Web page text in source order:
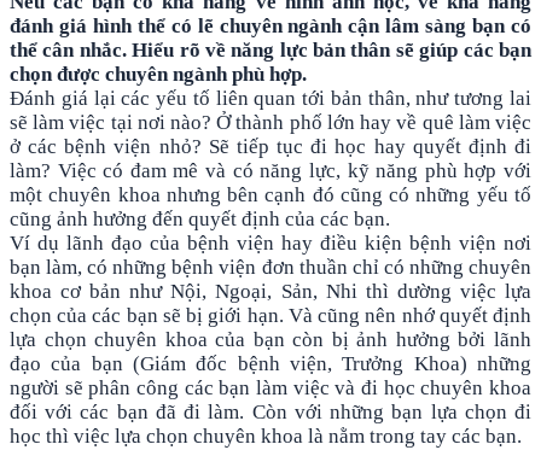
đánh giá hình thể có lẽ chuyên ngành cận lâm sàng bạn có
thể cân nhắc. Hiểu rõ về năng lực bản thân sẽ giúp các bạn
chọn được chuyên ngành phù hợp.
Đánh giá lại các yếu tố liên quan tới bản thân, như tương lai
sẽ làm việc tại nơi nào? Ở thành phố lớn hay về quê làm việc
ở các bệnh viện nhỏ? Sẽ tiếp tục đi học hay quyết định đi
làm? Việc có đam mê và có năng lực, kỹ năng phù hợp với
một chuyên khoa nhưng bên cạnh đó cũng có những yếu tố
cũng ảnh hưởng đến quyết định của các bạn.
Ví dụ lãnh đạo của bệnh viện hay điều kiện bệnh viện nơi
bạn làm, có những bệnh viện đơn thuần chỉ có những chuyên
khoa cơ bản như Nội, Ngoại, Sản, Nhi thì dường việc lựa
chọn của các bạn sẽ bị giới hạn. Và cũng nên nhớ quyết định
lựa chọn chuyên khoa của bạn còn bị ảnh hưởng bởi lãnh
đạo của bạn (Giám đốc bệnh viện, Trưởng Khoa) những
người sẽ phân công các bạn làm việc và đi học chuyên khoa
đối với các bạn đã đi làm. Còn với những bạn lựa chọn đi
học thì việc lựa chọn chuyên khoa là nằm trong tay các bạn.